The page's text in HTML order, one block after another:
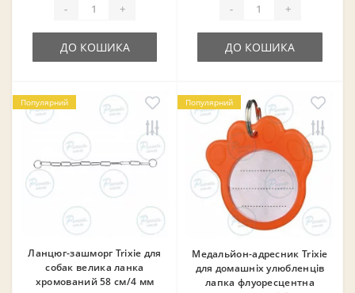
- +
ДО КОШИКА
- +
ДО КОШИКА
Популярний
Ланцюг-зашморг Trixie для
собак велика ланка
хромований 58 см/4 мм
Популярний
Медальйон-адресник Trixie
для домашніх улюбленців
лапка флуоресцентна